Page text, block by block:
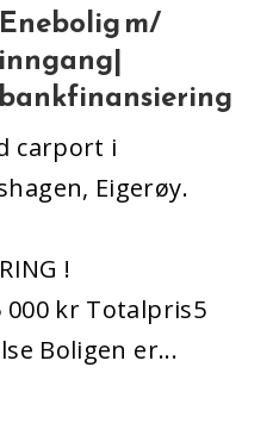
m/
carport i
Eigerøy.
!
kr Totalpris5
Boligen er...